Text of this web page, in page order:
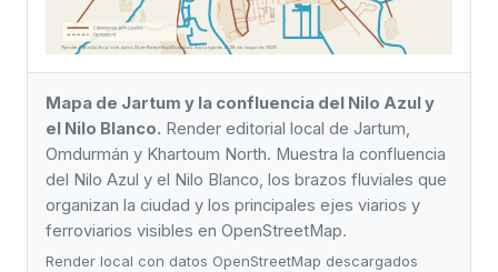
Mapa de Jartum y la confluencia del Nilo Azul y
el Nilo Blanco. Render editorial local de Jartum,
Omdurmán y Khartoum North. Muestra la confluencia
del Nilo Azul y el Nilo Blanco, los brazos fluviales que
organizan la ciudad y los principales ejes viarios y
ferroviarios visibles en OpenStreetMap.
Render local con datos OpenStreetMap descargados